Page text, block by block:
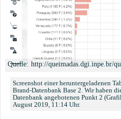
http://queimadas.dgi.inpe.br/
Screenshot einer heruntergeladenen
Brand-Datenbank Base 2. Wir haben
Datenbank angebotenen Punkt 2
August 2019, 11:14 Uhr.